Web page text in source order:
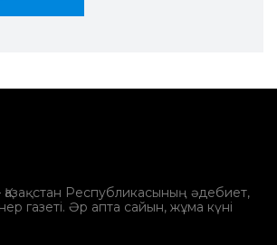
Қазақстан Республикасының әдебиет,
газеті. Әр апта сайын, жұма күні